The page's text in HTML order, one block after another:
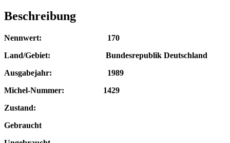
Beschreibung
Nennwert: 170
Land/Gebiet: Bundesrepublik Deutschland
Ausgabejahr: 1989
Michel-Nummer: 1429
Zustand:
Gebraucht